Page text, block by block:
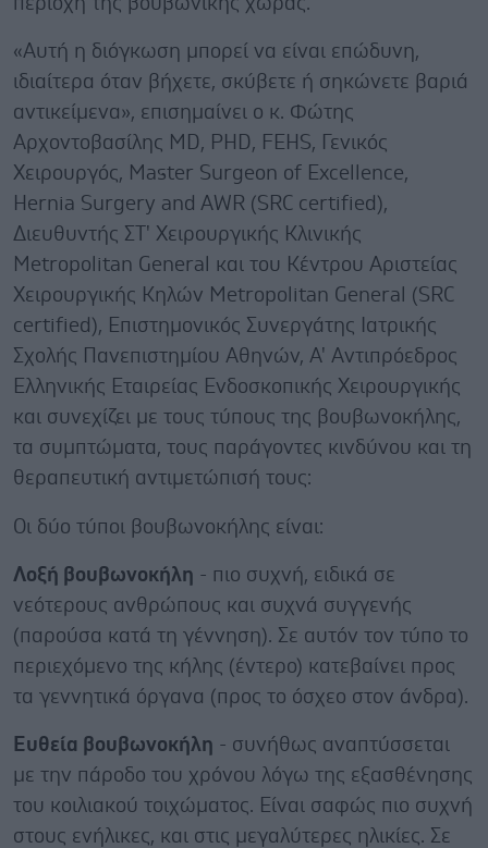
«Αυτή η διόγκωση μπορεί να είναι επώδυνη,
ιδιαίτερα όταν βήχετε, σκύβετε ή σηκώνετε βαριά
αντικείμενα», επισημαίνει ο κ. Φώτης
Αρχοντοβασίλης MD, PHD, FEHS, Γενικός
Χειρουργός, Master Surgeon of Excellence,
Hernia Surgery and AWR (SRC certified),
Διευθυντής ΣΤ' Χειρουργικής Κλινικής
Metropolitan General και του Κέντρου Αριστείας
Χειρουργικής Κηλών Metropolitan General (SRC
certified), Επιστημονικός Συνεργάτης Ιατρικής
Σχολής Πανεπιστημίου Αθηνών, Α' Αντιπρόεδρος
Ελληνικής Εταιρείας Ενδοσκοπικής Χειρουργικής
και συνεχίζει με τους τύπους της βουβωνοκήλης,
τα συμπτώματα, τους παράγοντες κινδύνου και τη
θεραπευτική αντιμετώπισή τους:
Οι δύο τύποι βουβωνοκήλης είναι:
Λοξή βουβωνοκήλη - πιο συχνή, ειδικά σε
νεότερους ανθρώπους και συχνά συγγενής
(παρούσα κατά τη γέννηση). Σε αυτόν τον τύπο το
περιεχόμενο της κήλης (έντερο) κατεβαίνει προς
τα γεννητικά όργανα (προς το όσχεο στον άνδρα).
Ευθεία βουβωνοκήλη - συνήθως αναπτύσσεται
με την πάροδο του χρόνου λόγω της εξασθένησης
του κοιλιακού τοιχώματος. Είναι σαφώς πιο συχνή
στους ενήλικες, και στις μεγαλύτερες ηλικίες. Σε